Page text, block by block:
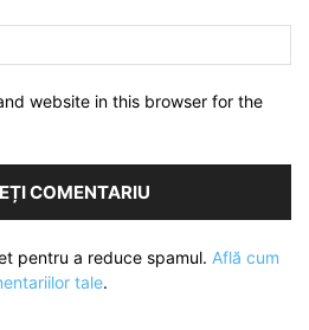
website in this browser for the
pentru a reduce spamul. Află cum
tale.